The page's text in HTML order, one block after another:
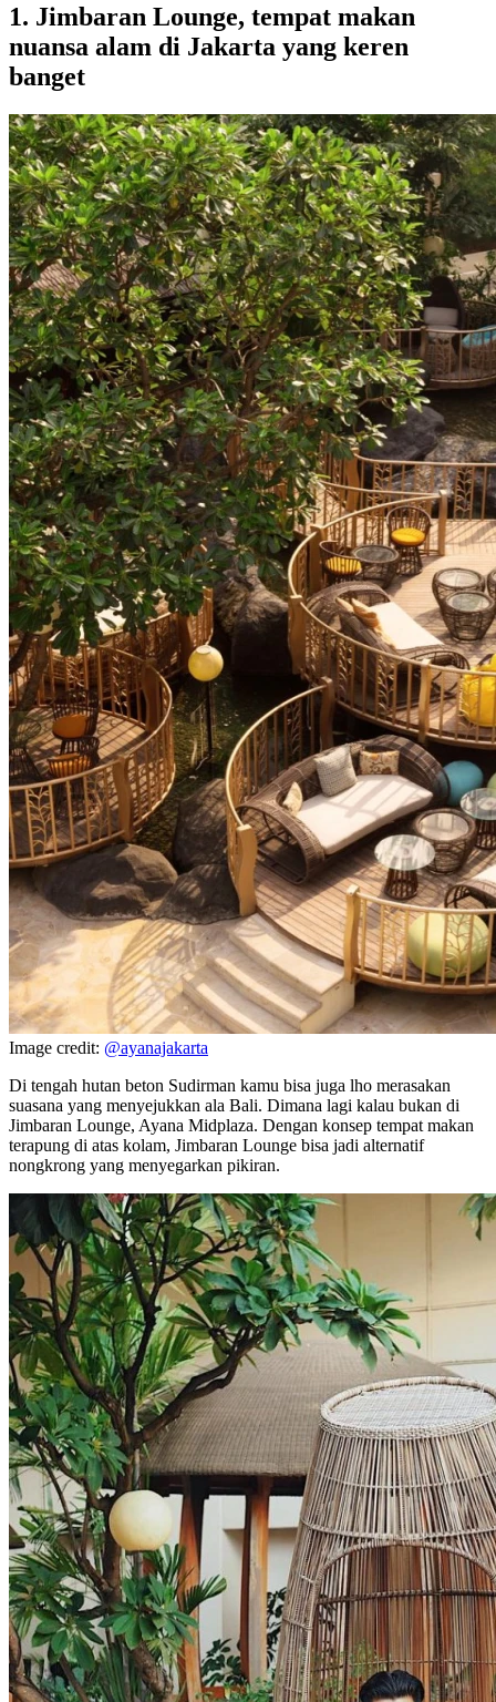
1. Jimbaran Lounge, tempat makan
nuansa alam di Jakarta yang keren
banget
Image credit: @ayanajakarta
Di tengah hutan beton Sudirman kamu bisa juga lho merasakan
suasana yang menyejukkan ala Bali. Dimana lagi kalau bukan di
Jimbaran Lounge, Ayana Midplaza. Dengan konsep tempat makan
terapung di atas kolam, Jimbaran Lounge bisa jadi alternatif
nongkrong yang menyegarkan pikiran.